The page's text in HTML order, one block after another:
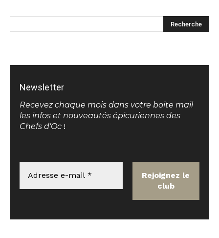
Newsletter
Recevez chaque mois dans votre boite mail
les infos et nouveautés épicuriennes des
Chefs d'Oc !